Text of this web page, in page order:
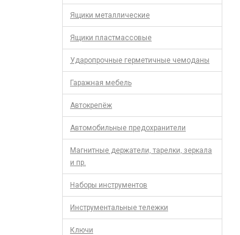
Ящики металлические
Ящики пластмассовые
Ударопрочные герметичные чемоданы
Гаражная мебель
Автокрепёж
Автомобильные предохранители
Магнитные держатели, тарелки, зеркала
и пр.
Наборы инструментов
Инструментальные тележки
Ключи